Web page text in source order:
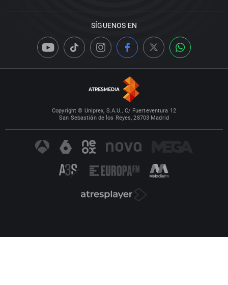
SÍGUENOS EN
Copyright © Uniprex, S.A.U., C/ Fuerteventura 12
San Sebastián de los Reyes, 28703 Madrid